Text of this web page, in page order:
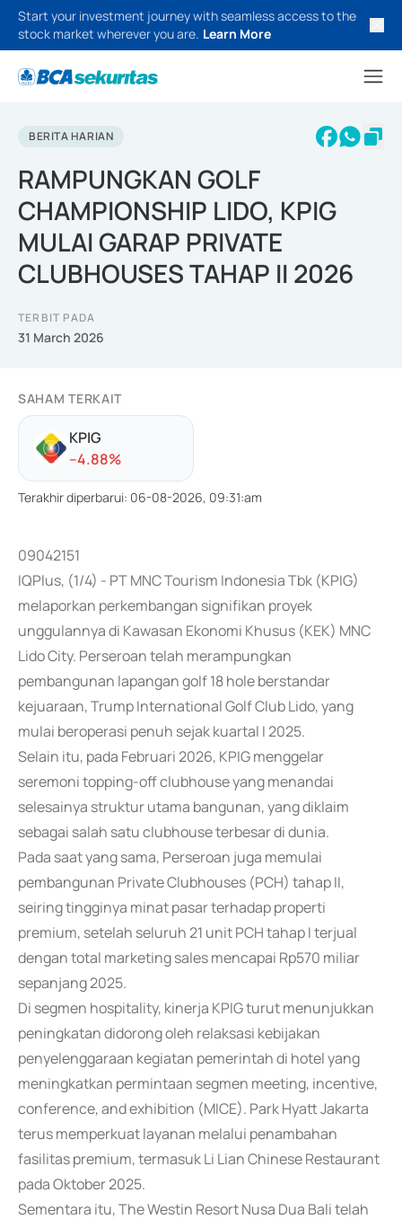
Start your investment journey with seamless access to the
stock market wherever you are. Learn More
BERITA HARIAN
RAMPUNGKAN GOLF
CHAMPIONSHIP LIDO, KPIG
MULAI GARAP PRIVATE
CLUBHOUSES TAHAP II 2026
TERBIT PADA
31 March 2026
SAHAM TERKAIT
KPIG
--4.88%
Terakhir diperbarui: 06-08-2026, 09:31:am
09042151
IQPlus, (1/4) - PT MNC Tourism Indonesia Tbk (KPIG)
melaporkan perkembangan signifikan proyek
unggulannya di Kawasan Ekonomi Khusus (KEK) MNC
Lido City. Perseroan telah merampungkan
pembangunan lapangan golf 18 hole berstandar
kejuaraan, Trump International Golf Club Lido, yang
mulai beroperasi penuh sejak kuartal I 2025.
Selain itu, pada Februari 2026, KPIG menggelar
seremoni topping-off clubhouse yang menandai
selesainya struktur utama bangunan, yang diklaim
sebagai salah satu clubhouse terbesar di dunia.
Pada saat yang sama, Perseroan juga memulai
pembangunan Private Clubhouses (PCH) tahap II,
seiring tingginya minat pasar terhadap properti
premium, setelah seluruh 21 unit PCH tahap I terjual
dengan total marketing sales mencapai Rp570 miliar
sepanjang 2025.
Di segmen hospitality, kinerja KPIG turut menunjukkan
peningkatan didorong oleh relaksasi kebijakan
penyelenggaraan kegiatan pemerintah di hotel yang
meningkatkan permintaan segmen meeting, incentive,
conference, and exhibition (MICE). Park Hyatt Jakarta
terus memperkuat layanan melalui penambahan
fasilitas premium, termasuk Li Lian Chinese Restaurant
pada Oktober 2025.
Sementara itu, The Westin Resort Nusa Dua Bali telah